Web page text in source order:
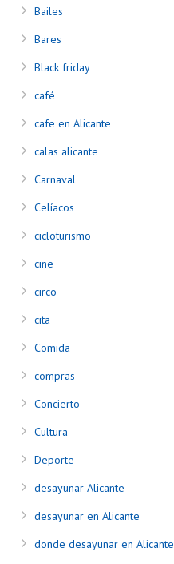
Bailes
Bares
Black friday
café
cafe en Alicante
calas alicante
Carnaval
Celíacos
cicloturismo
cine
circo
cita
Comida
compras
Concierto
Cultura
Deporte
desayunar Alicante
desayunar en Alicante
donde desayunar en Alicante